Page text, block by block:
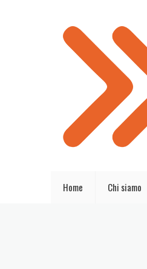
Home Chi siamo